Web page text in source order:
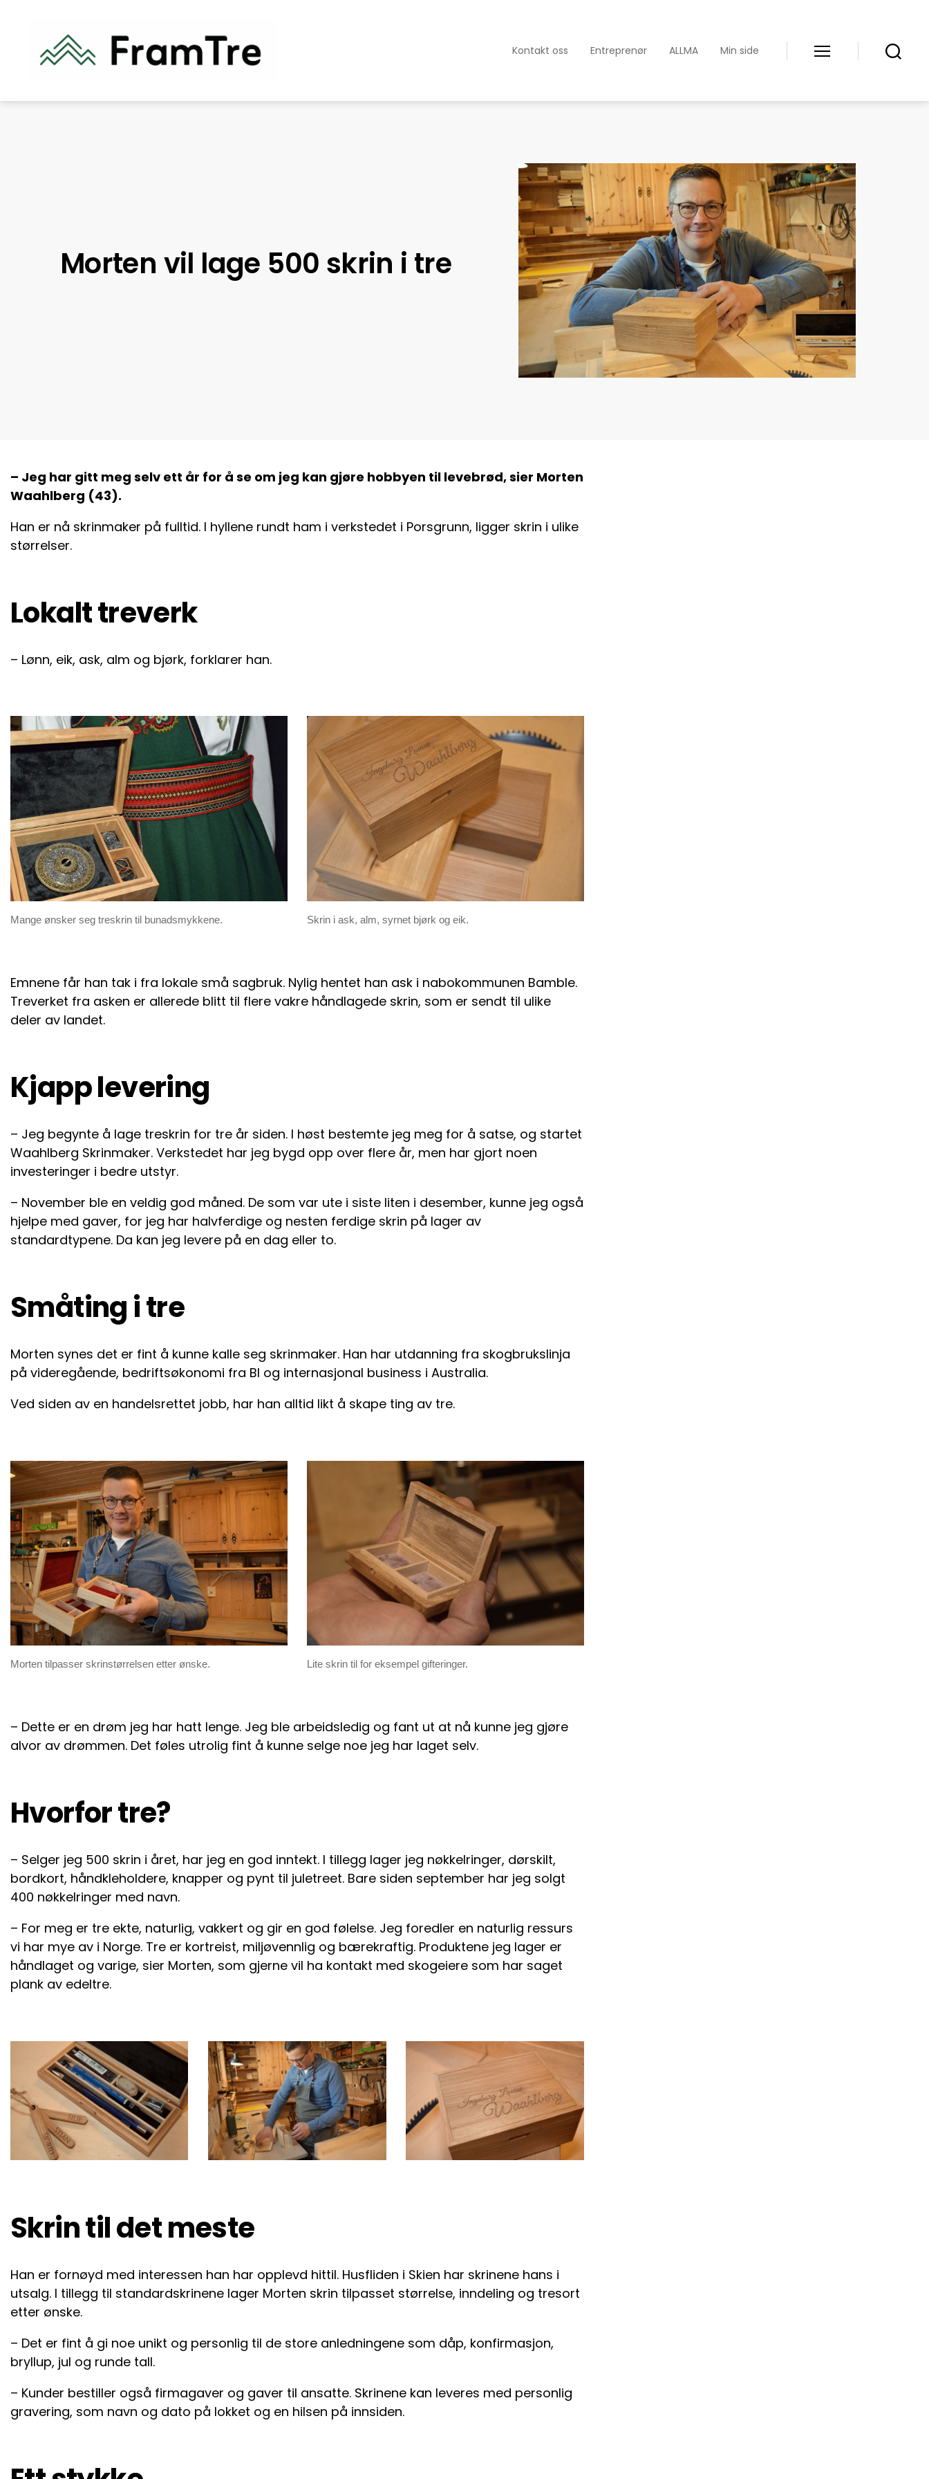
Kontakt oss Entreprenør ALLMA Min side
Morten vil lage 500 skrin i tre
– Jeg har gitt meg selv ett år for å se om jeg kan gjøre hobbyen til levebrød, sier Morten
Waahlberg (43).
Han er nå skrinmaker på fulltid. I hyllene rundt ham i verkstedet i Porsgrunn, ligger skrin i ulike
størrelser.
Lokalt treverk
– Lønn, eik, ask, alm og bjørk, forklarer han.
Mange ønsker seg treskrin til bunadsmykkene. Skrin i ask, alm, syrnet bjørk og eik.
Emnene får han tak i fra lokale små sagbruk. Nylig hentet han ask i nabokommunen Bamble.
Treverket fra asken er allerede blitt til flere vakre håndlagede skrin, som er sendt til ulike
deler av landet.
Kjapp levering
– Jeg begynte å lage treskrin for tre år siden. I høst bestemte jeg meg for å satse, og startet
Waahlberg Skrinmaker. Verkstedet har jeg bygd opp over flere år, men har gjort noen
investeringer i bedre utstyr.
– November ble en veldig god måned. De som var ute i siste liten i desember, kunne jeg også
hjelpe med gaver, for jeg har halvferdige og nesten ferdige skrin på lager av
standardtypene. Da kan jeg levere på en dag eller to.
Småting i tre
Morten synes det er fint å kunne kalle seg skrinmaker. Han har utdanning fra skogbrukslinja
på videregående, bedriftsøkonomi fra BI og internasjonal business i Australia.
Ved siden av en handelsrettet jobb, har han alltid likt å skape ting av tre.
Morten tilpasser skrinstørrelsen etter ønske. Lite skrin til for eksempel gifteringer.
– Dette er en drøm jeg har hatt lenge. Jeg ble arbeidsledig og fant ut at nå kunne jeg gjøre
alvor av drømmen. Det føles utrolig fint å kunne selge noe jeg har laget selv.
Hvorfor tre?
– Selger jeg 500 skrin i året, har jeg en god inntekt. I tillegg lager jeg nøkkelringer, dørskilt,
bordkort, håndkleholdere, knapper og pynt til juletreet. Bare siden september har jeg solgt
400 nøkkelringer med navn.
– For meg er tre ekte, naturlig, vakkert og gir en god følelse. Jeg foredler en naturlig ressurs
vi har mye av i Norge. Tre er kortreist, miljøvennlig og bærekraftig. Produktene jeg lager er
håndlaget og varige, sier Morten, som gjerne vil ha kontakt med skogeiere som har saget
plank av edeltre.
Skrin til det meste
Han er fornøyd med interessen han har opplevd hittil. Husfliden i Skien har skrinene hans i
utsalg. I tillegg til standardskrinene lager Morten skrin tilpasset størrelse, inndeling og tresort
etter ønske.
– Det er fint å gi noe unikt og personlig til de store anledningene som dåp, konfirmasjon,
bryllup, jul og runde tall.
– Kunder bestiller også firmagaver og gaver til ansatte. Skrinene kan leveres med personlig
gravering, som navn og dato på lokket og en hilsen på innsiden.